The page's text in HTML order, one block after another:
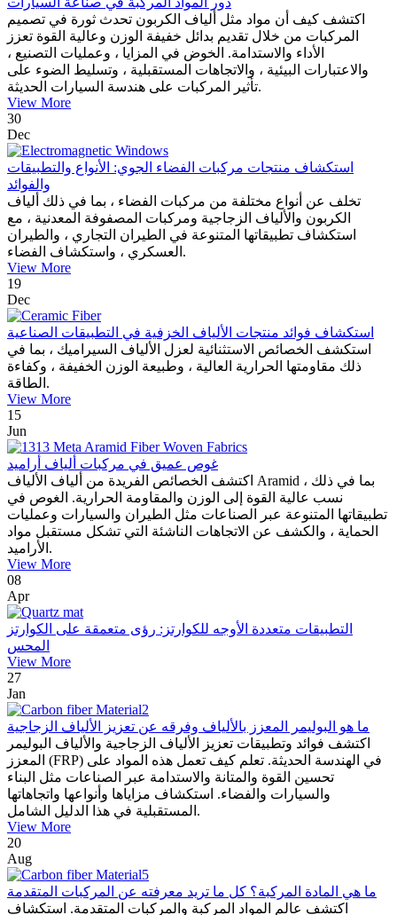
اكتشف كيف أن مواد مثل ألياف الكربون تحدث ثورة في تصميم
المركبات من خلال تقديم بدائل خفيفة الوزن وعالية القوة تعزز
الأداء والاستدامة. الخوض في المزايا ، وعمليات التصنيع ،
والاعتبارات البيئية ، والاتجاهات المستقبلية ، وتسليط الضوء على
تأثير المركبات على هندسة السيارات الحديثة.
View More
30
Dec
استكشاف منتجات مركبات الفضاء الجوي: الأنواع والتطبيقات
والفوائد
تخلف عن أنواع مختلفة من مركبات الفضاء ، بما في ذلك ألياف
الكربون والألياف الزجاجية ومركبات المصفوفة المعدنية ، مع
استكشاف تطبيقاتها المتنوعة في الطيران التجاري ، والطيران
العسكري ، واستكشاف الفضاء.
View More
19
Dec
استكشاف فوائد منتجات الألياف الخزفية في التطبيقات الصناعية
استكشف الخصائص الاستثنائية لعزل الألياف السيراميك ، بما في
ذلك مقاومتها الحرارية العالية ، وطبيعة الوزن الخفيفة ، وكفاءة
الطاقة.
View More
15
Jun
غوص عميق في مركبات ألياف أراميد
اكتشف الخصائص الفريدة من ألياف الألياف Aramid ، بما في ذلك
نسب عالية القوة إلى الوزن والمقاومة الحرارية. الغوص في
تطبيقاتها المتنوعة عبر الصناعات مثل الطيران والسيارات وعمليات
الحماية ، والكشف عن الاتجاهات الناشئة التي تشكل مستقبل مواد
الأراميد.
View More
08
Apr
التطبيقات متعددة الأوجه للكوارتز: رؤى متعمقة على الكوارتز
المحس
View More
27
Jan
ما هو البوليمر المعزز بالألياف وفرقه عن تعزيز الألياف الزجاجية
اكتشف فوائد وتطبيقات تعزيز الألياف الزجاجية والألياف البوليمر
المعزز (FRP) في الهندسة الحديثة. تعلم كيف تعمل هذه المواد على
تحسين القوة والمتانة والاستدامة عبر الصناعات مثل البناء
والسيارات والفضاء. استكشاف مزاياها وأنواعها واتجاهاتها
المستقبلية في هذا الدليل الشامل.
View More
20
Aug
ما هي المادة المركبة؟ كل ما تريد معرفته عن المركبات المتقدمة
اكتشف عالم المواد المركبة والمركبات المتقدمة. استكشاف